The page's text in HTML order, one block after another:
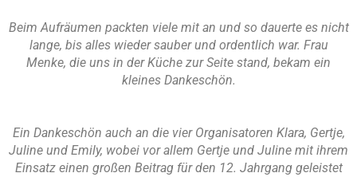
Beim Aufräumen packten viele mit an und so dauerte es nicht
lange, bis alles wieder sauber und ordentlich war. Frau
Menke, die uns in der Küche zur Seite stand, bekam ein
kleines Dankeschön.
Ein Dankeschön auch an die vier Organisatoren Klara, Gertje,
Juline und Emily, wobei vor allem Gertje und Juline mit ihrem
Einsatz einen großen Beitrag für den 12. Jahrgang geleistet